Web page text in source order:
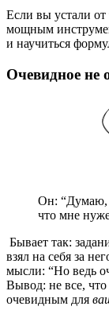
Если вы устали
мощным
и научиться
Очевидное не
Он: “Думаю,
что мне
Бывает так:
взял на себя за
мысли: “Но ведь
Вывод: не все,
очевидным для